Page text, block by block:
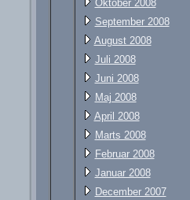
Oktober 2008
September 2008
August 2008
Juli 2008
Juni 2008
Maj 2008
April 2008
Marts 2008
Februar 2008
Januar 2008
December 2007